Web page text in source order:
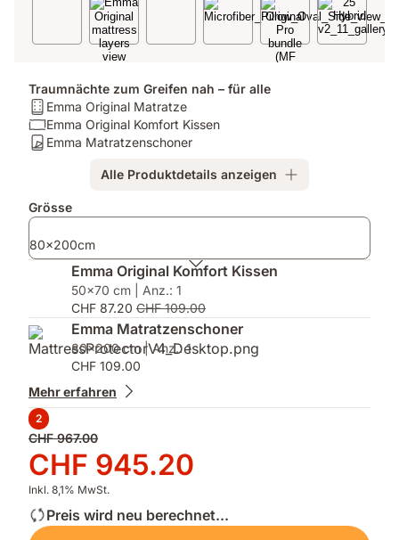
Traumnächte zum Greifen nah – für alle
Matratze:
Emma
Original
Emma Original Matratze
Kissen:
Emma
Emma Original Komfort Kissen
Matratzenschoner:
Matratzenschoner
Emma Matratzenschoner
Alle Produktdetails anzeigen
Zusatzprodukte
Grösse
80x200cm
Emma Original Komfort Kissen
50x70 cm | Anz.: 1
CHF 87.20 CHF 109.00
Emma Matratzenschoner
80x200 cm | Anz.: 1
CHF 109.00
Mehr erfahren
2
Ursprünglicher
Preis
CHF 967.00
CHF 967.00
Preis
CHF 945.20
CHF 945.20
Inkl. 8,1% MwSt.
Preis wird neu berechnet...